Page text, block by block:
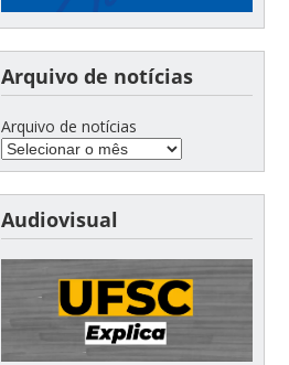
Arquivo de notícias
Arquivo de notícias
Audiovisual